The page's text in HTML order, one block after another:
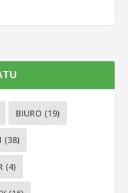
BIURO (19)
(38)
(4)